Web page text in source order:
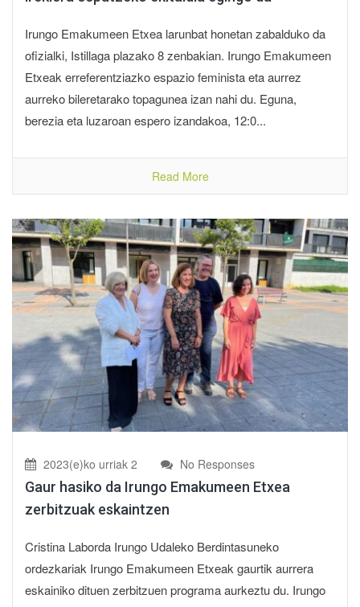
Irungo Emakumeen Etxea larunbat honetan zabalduko da
ofizialki, Istillaga plazako 8 zenbakian. Irungo Emakumeen
Etxeak erreferentziazko espazio feminista eta aurrez
aurreko bileretarako topagunea izan nahi du. Eguna,
berezia eta luzaroan espero izandakoa, 12:0...
Read More
2023(e)ko urriak 2 No Responses
Gaur hasiko da Irungo Emakumeen Etxea
zerbitzuak eskaintzen
Cristina Laborda Irungo Udaleko Berdintasuneko
ordezkariak Irungo Emakumeen Etxeak gaurtik aurrera
eskainiko dituen zerbitzuen programa aurkeztu du. Irungo